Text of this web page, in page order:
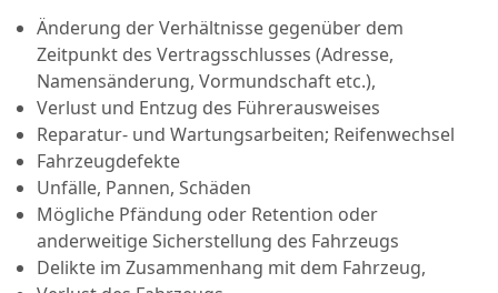
Änderung der Verhältnisse gegenüber dem
Zeitpunkt des Vertragsschlusses (Adresse,
Namensänderung, Vormundschaft etc.),
Verlust und Entzug des Führerausweises
Reparatur- und Wartungsarbeiten; Reifenwechsel
Fahrzeugdefekte
Unfälle, Pannen, Schäden
Mögliche Pfändung oder Retention oder
anderweitige Sicherstellung des Fahrzeugs
Delikte im Zusammenhang mit dem Fahrzeug,